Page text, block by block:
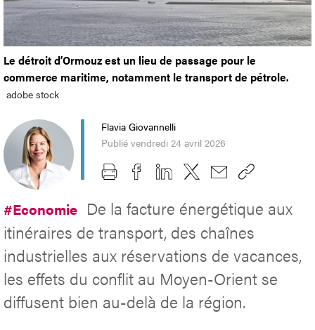
Le détroit d’Ormouz est un lieu de passage pour le
commerce maritime, notamment le transport de pétrole.
adobe stock
Flavia Giovannelli
Publié vendredi 24 avril 2026
#Economie De la facture énergétique aux
itinéraires de transport, des chaînes
industrielles aux réservations de vacances,
les effets du conflit au Moyen-Orient se
diffusent bien au-delà de la région.